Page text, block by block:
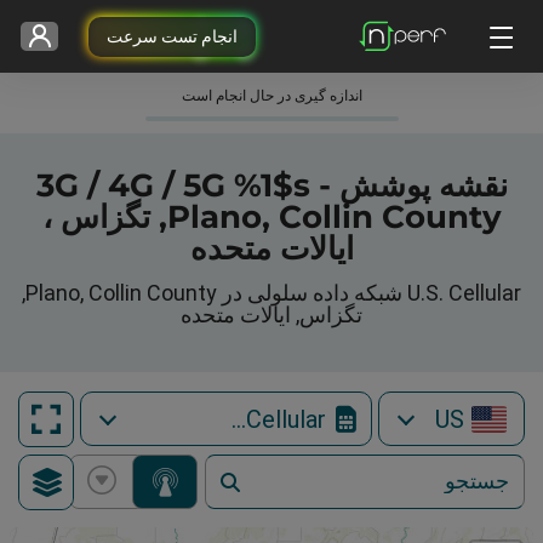
انجام تست سرعت
اندازه گیری در حال انجام است
نقشه پوشش 3G / 4G / 5G %1$s -
Plano, Collin County, تگزاس ،
ایالات متحده
U.S. Cellular شبکه داده سلولی در Plano, Collin County,
تگزاس, ایالات متحده
US
U.S. Cellular